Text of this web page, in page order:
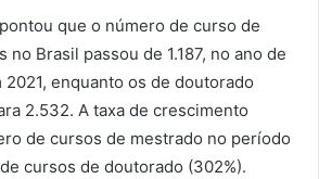
que o número de curso de
Brasil passou de 1.187, no ano de
2021, enquanto os de doutorado
2.532. A taxa de crescimento
de cursos de mestrado no período
cursos de doutorado (302%).